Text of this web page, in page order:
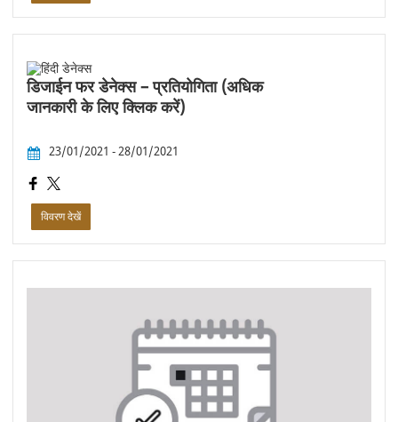
डिजाईन फर डेनेक्स – प्रतियोगिता (अधिक
जानकारी के लिए क्लिक करें)
23/01/2021 - 28/01/2021
विवरण देखें